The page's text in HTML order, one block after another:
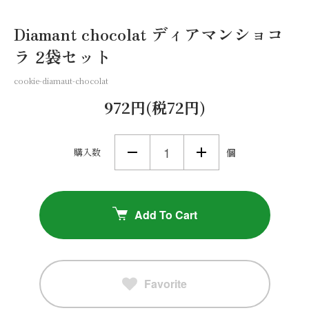
Diamant chocolat ディアマンショコ
ラ 2袋セット
cookie-diamaut-chocolat
972円(税72円)
購入数 個
Add To Cart
Favorite